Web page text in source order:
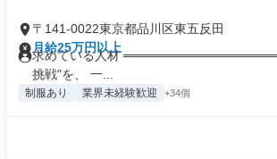
〒141-0022東京都品川区東五反田
月給25万円以上
求めている人材
挑戦"を、 一...
制服あり 業界未経験歓迎 +34個